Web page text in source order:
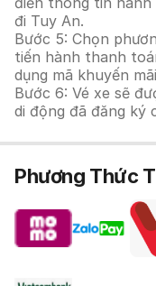
đi Tuy An.
Bước 5: Chọn
tiến hành thanh
dụng mã khuyến
Bước 6: Vé xe sẽ
di động đã đăng ký
Phương Thức